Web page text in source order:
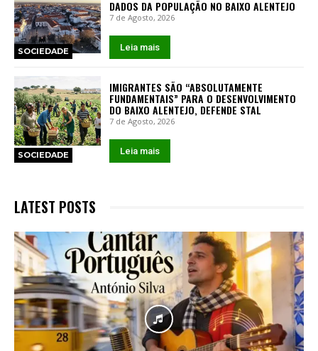
SOCIEDADE
DADOS DA POPULAÇÃO NO BAIXO ALENTEJO
7 de Agosto, 2026
Leia mais
SOCIEDADE
IMIGRANTES SÃO “ABSOLUTAMENTE
FUNDAMENTAIS” PARA O DESENVOLVIMENTO
DO BAIXO ALENTEJO, DEFENDE STAL
7 de Agosto, 2026
Leia mais
LATEST POSTS